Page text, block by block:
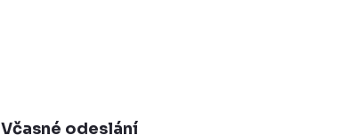
Včasné odeslání